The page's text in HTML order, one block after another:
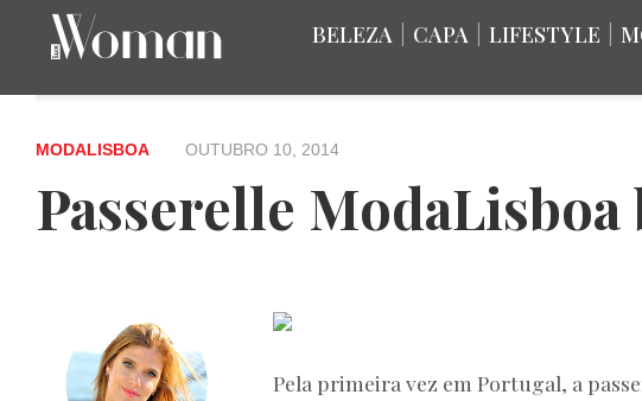
BELEZA CAPA LIFESTYLE
MODALISBOA OUTUBRO 10, 2014
Passerelle ModaLisboa
Pela primeira vez em Portugal, a